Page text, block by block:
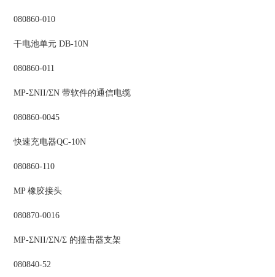
080860-010
干电池单元 DB-10N
080860-011
MP-ΣNII/ΣN 带软件的通信电缆
080860-0045
快速充电器QC-10N
080860-110
MP 橡胶接头
080870-0016
MP-ΣNII/ΣN/Σ 的撞击器支架
080840-52